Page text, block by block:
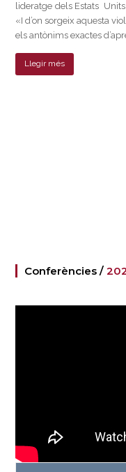
lideratge dels Estats Units
«I d’on sorgeix aquesta
els antònims exactes
Llegir més
Conferències /